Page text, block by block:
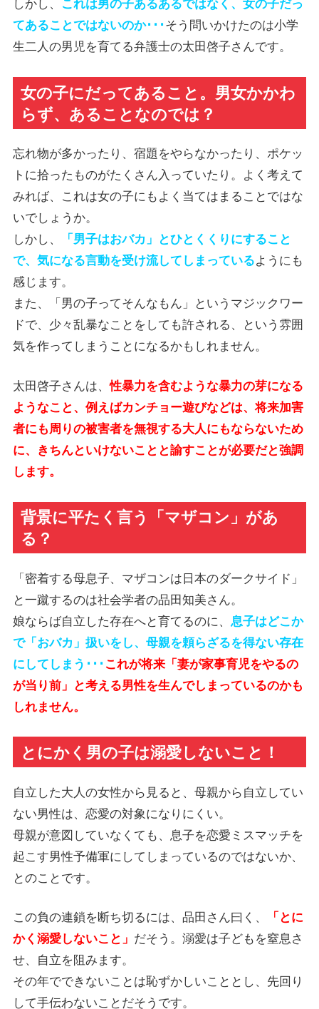
しかし、
これは男の子あるあるではなく、女の子だっ
てあることではないのか･･･ そう問いかけたのは小学
生二人の男児を育てる弁護士の太田啓子さんです。
女の子にだってあること。男女かかわ
らず、あることなのでは？
忘れ物が多かったり、宿題をやらなかったり、ポケッ
トに拾ったものがたくさん入っていたり。よく考えて
みれば、これは女の子にもよく当てはまることではな
いでしょうか。
しかし、
「男子はおバカ」とひとくくりにすること
で、気になる言動を受け流してしまっているようにも
感じます。
また、「男の子ってそんなもん」というマジックワー
ドで、少々乱暴なことをしても許される、という雰囲
気を作ってしまうことになるかもしれません。
太田啓子さんは、性暴力を含むような暴力の芽になる
ようなこと、例えばカンチョー遊びなどは、将来加害
者にも周りの被害者を無視する大人にもならないため
に、きちんといけないことと諭すことが必要だと強調
します。
背景に平たく言う「マザコン」があ
る？
「密着する母息子、マザコンは日本のダークサイド」
と一蹴するのは社会学者の品田知美さん。
娘ならば自立した存在へと育てるのに、 息子はどこか
で「おバカ」扱いをし、母親を頼らざるを得ない存在
にしてしまう･･･ これが将来「妻が家事育児をやるの
が当り前」と考える男性を生んでしまっているのかも
しれません。
とにかく男の子は溺愛しないこと！
自立した大人の女性から見ると、母親から自立してい
ない男性は、恋愛の対象になりにくい。
母親が意図していなくても、息子を恋愛ミスマッチを
起こす男性予備軍にしてしまっているのではないか、
とのことです。
この負の連鎖を断ち切るには、品田さん曰く、
「とに
かく溺愛しないこと」 だそう。溺愛は子どもを窒息さ
せ、自立を阻みます。
その年でできないことは恥ずかしいこととし、先回り
して手伝わないことだそうです。